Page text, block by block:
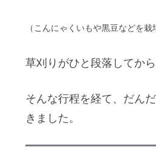
（こんにゃくいもや黒豆などを栽
草刈りがひと段落してか
そんな行程を経て、だん
きました。